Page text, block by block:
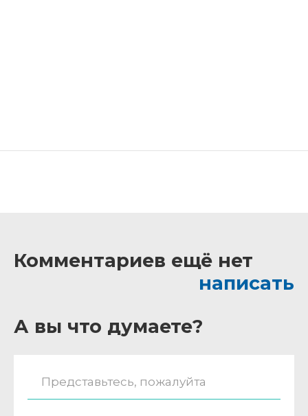
Комментариев ещё нет
написать
А вы что думаете?